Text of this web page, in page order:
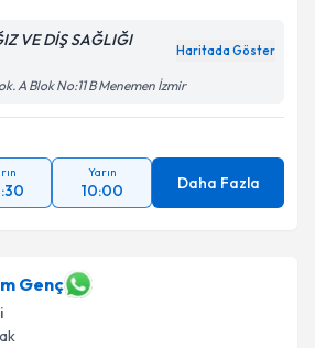
VE DİŞ SAĞLIĞI
Haritada Göster
A Blok No:11 B Menemen İzmir
Yarın
10:00 Daha Fazla
Genç